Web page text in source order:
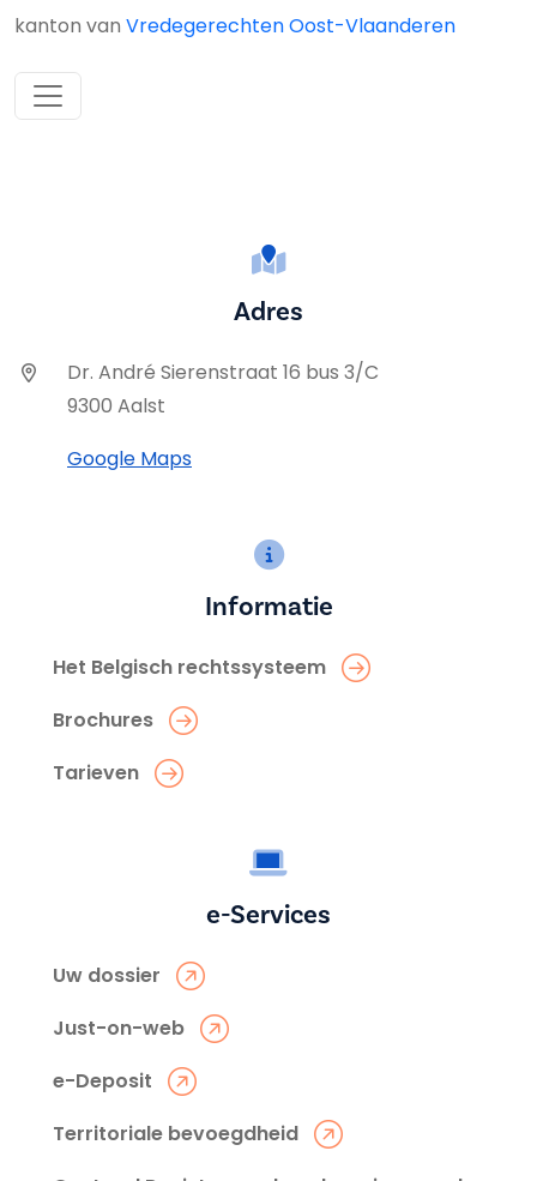
kanton van Vredegerechten Oost-Vlaanderen
Adres
Dr. André Sierenstraat 16 bus 3/C
9300 Aalst
Google Maps
Informatie
Het Belgisch rechtssysteem
Brochures
Tarieven
e-Services
Uw dossier
Just-on-web
e-Deposit
Territoriale bevoegdheid